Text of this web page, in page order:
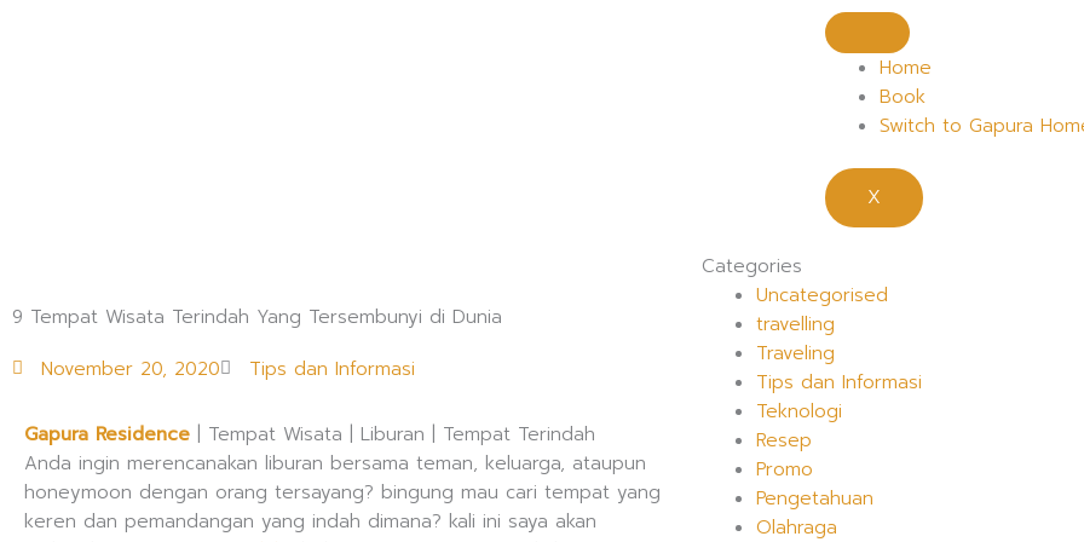
Home
Book
Switch to Gapura
X
9 Tempat Wisata Terindah Yang Tersembunyi di Dunia
November 20, 2020
Tips dan Informasi
Gapura Residence | Tempat Wisata | Liburan | Tempat Terindah
Anda ingin merencanakan liburan bersama teman, keluarga, ataupun
honeymoon dengan orang tersayang? bingung mau cari tempat yang
keren dan pemandangan yang indah dimana? kali ini saya akan
Categories
Uncategorised
travelling
Traveling
Tips dan Informasi
Teknologi
Resep
Promo
Pengetahuan
Olahraga